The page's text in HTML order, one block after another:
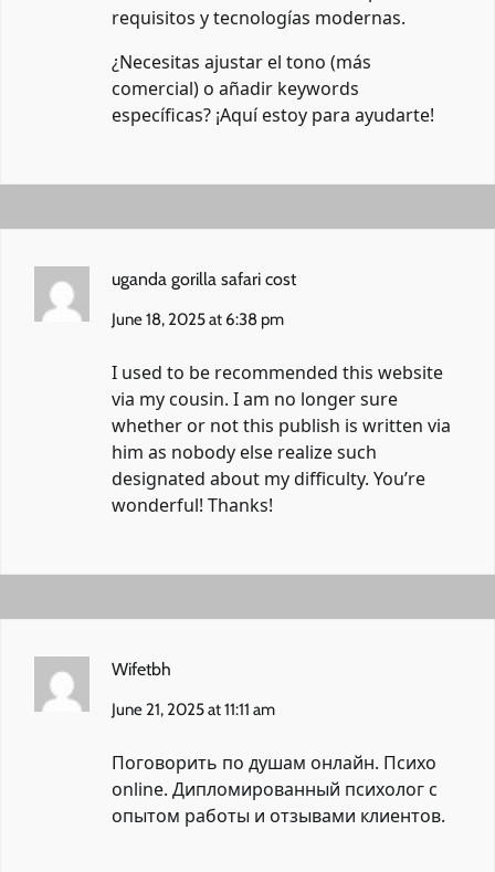
requisitos y tecnologías modernas.
¿Necesitas ajustar el tono (más
comercial) o añadir keywords
específicas? ¡Aquí estoy para ayudarte! ️
uganda gorilla safari cost
June 18, 2025 at 6:38 pm
I used to be recommended this website
via my cousin. I am no longer sure
whether or not this publish is written via
him as nobody else realize such
designated about my difficulty. You’re
wonderful! Thanks!
Wifetbh
June 21, 2025 at 11:11 am
Поговорить по душам онлайн. Психо
online. Дипломированный психолог с
опытом работы и отзывами клиентов.